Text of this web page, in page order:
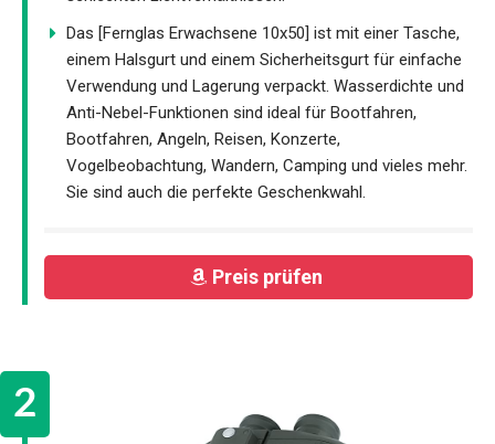
Das [Fernglas Erwachsene 10x50] ist mit einer Tasche,
einem Halsgurt und einem Sicherheitsgurt für einfache
Verwendung und Lagerung verpackt. Wasserdichte und
Anti-Nebel-Funktionen sind ideal für Bootfahren,
Bootfahren, Angeln, Reisen, Konzerte,
Vogelbeobachtung, Wandern, Camping und vieles mehr.
Sie sind auch die perfekte Geschenkwahl.
Preis prüfen